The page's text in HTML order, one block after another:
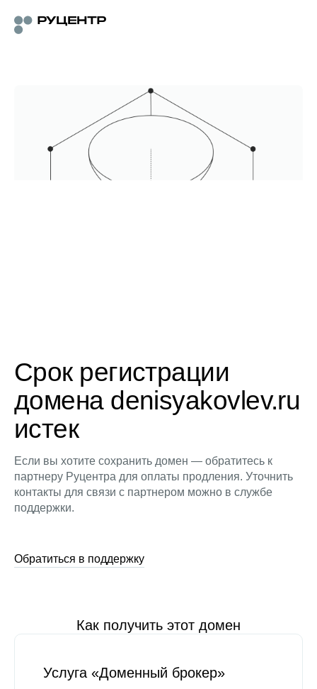
Срок регистрации
домена denisyakovlev.ru
истек
Если вы хотите сохранить домен — обратитесь к
партнеру Руцентра для оплаты продления. Уточнить
контакты для связи с партнером можно в службе
поддержки.
Обратиться в поддержку
Как получить этот домен
Услуга «Доменный брокер»